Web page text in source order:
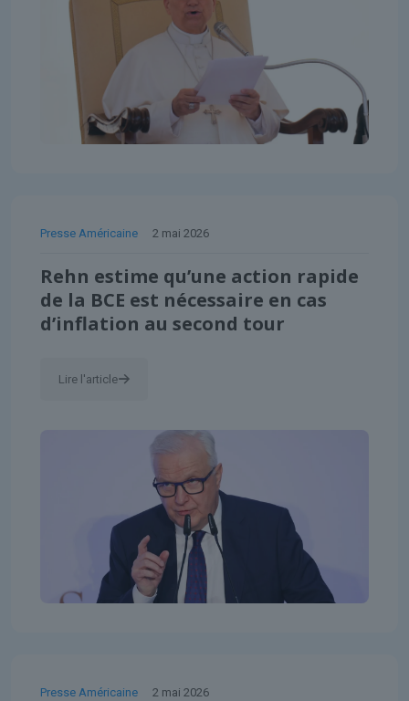
Presse Américaine 2 mai 2026
Rehn estime qu’une action rapide
de la BCE est nécessaire en cas
d’inflation au second tour
Lire l'article
Presse Américaine 2 mai 2026